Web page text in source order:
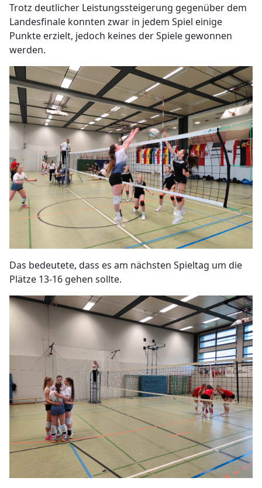
Trotz deutlicher Leistungssteigerung gegenüber dem
Landesfinale konnten zwar in jedem Spiel einige
Punkte erzielt, jedoch keines der Spiele gewonnen
werden.
Das bedeutete, dass es am nächsten Spieltag um die
Plätze 13-16 gehen sollte.